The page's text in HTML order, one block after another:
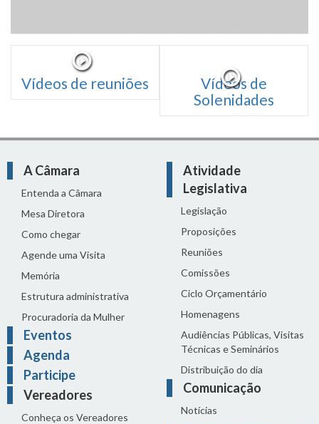
Vídeos de reuniões
Vídeos de
Solenidades
A Câmara
Entenda a Câmara
Mesa Diretora
Como chegar
Agende uma Visita
Memória
Estrutura administrativa
Procuradoria da Mulher
Eventos
Agenda
Participe
Vereadores
Conheça os Vereadores
Atividade
Legislativa
Legislação
Proposições
Reuniões
Comissões
Ciclo Orçamentário
Homenagens
Audiências Públicas, Visitas
Técnicas e Seminários
Distribuição do dia
Comunicação
Notícias